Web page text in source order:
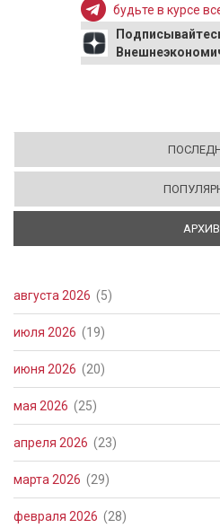
будьте в курсе
АРХИВ
августа 2026 (5)
июля 2026 (19)
июня 2026 (20)
мая 2026 (25)
апреля 2026 (23)
марта 2026 (29)
февраля 2026 (28)